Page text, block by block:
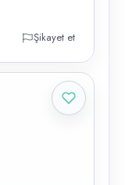
Şikayet et